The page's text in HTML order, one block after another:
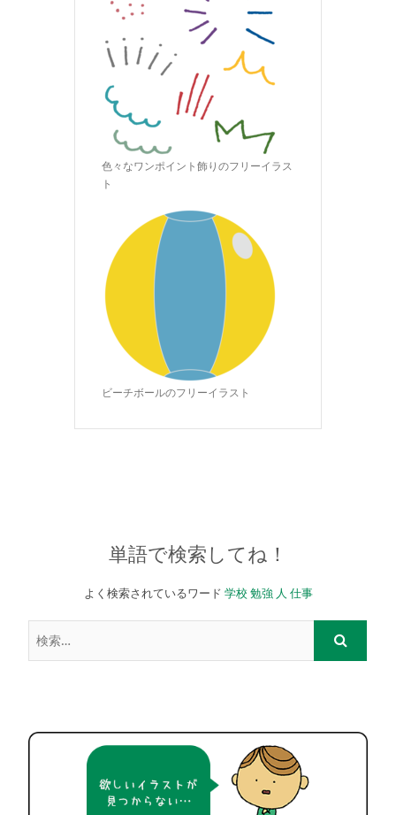
色々なワンポイント飾りのフリーイラス
ト
ビーチボールのフリーイラスト
単語で検索してね！
よく検索されているワード 学校 勉強 人 仕事